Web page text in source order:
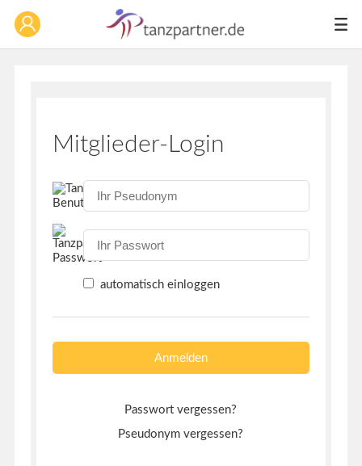
Mitglieder-Login
automatisch einloggen
Passwort vergessen?
Pseudonym vergessen?